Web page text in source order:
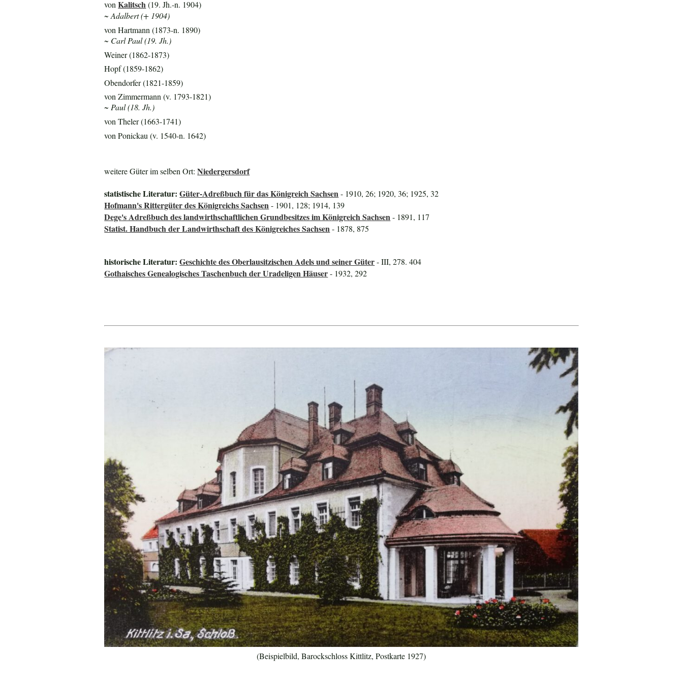
vonKalitsch(19. Jh.-n. 1904)
~ Adalbert (+ 1904)
von Hartmann (1873-n. 1890)
~ Carl Paul (19. Jh.)
Weiner (1862-1873)
Hopf (1859-1862)
Obendorfer (1821-1859)
von Zimmermann (v. 1793-1821)
~ Paul (18. Jh.)
von Theler (1663-1741)
von Ponickau (v. 1540-n. 1642)
weitere Güter im selben Ort:Niedergersdorf
statistische Literatur:Güter-Adreßbuch für das Königreich Sachsen- 1910, 26; 1920, 36; 1925, 32
Hofmann's Rittergüter des Königreichs Sachsen- 1901, 128; 1914, 139
Dege's Adreßbuch des landwirthschaftlichen Grundbesitzes im Königreich Sachsen- 1891, 117
Statist. Handbuch der Landwirthschaft des Königreiches Sachsen- 1878, 875
historische Literatur:Geschichte des Oberlausitzischen Adels und seiner Güter- III, 278. 404
Gothaisches Genealogisches Taschenbuch der Uradeligen Häuser- 1932, 292
(Beispielbild, Barockschloss Kittlitz, Postkarte 1927)